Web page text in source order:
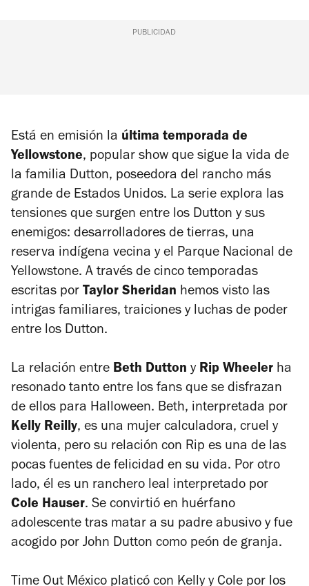
PUBLICIDAD
Está en emisión la última temporada de
Yellowstone, popular show que sigue la vida de
la familia Dutton, poseedora del rancho más
grande de Estados Unidos. La serie explora las
tensiones que surgen entre los Dutton y sus
enemigos: desarrolladores de tierras, una
reserva indígena vecina y el Parque Nacional de
Yellowstone. A través de cinco temporadas
escritas por Taylor Sheridan hemos visto las
intrigas familiares, traiciones y luchas de poder
entre los Dutton.
La relación entre Beth Dutton y Rip Wheeler ha
resonado tanto entre los fans que se disfrazan
de ellos para Halloween. Beth, interpretada por
Kelly Reilly, es una mujer calculadora, cruel y
violenta, pero su relación con Rip es una de las
pocas fuentes de felicidad en su vida. Por otro
lado, él es un ranchero leal interpretado por
Cole Hauser. Se convirtió en huérfano
adolescente tras matar a su padre abusivo y fue
acogido por John Dutton como peón de granja.
Time Out México platicó con Kelly y Cole por los